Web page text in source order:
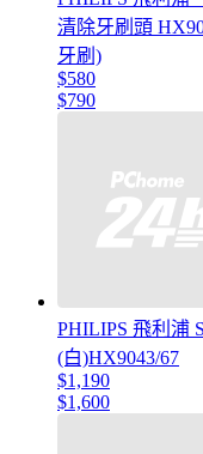
清除牙刷頭
牙刷)
$580
$790
PHILIPS 飛利浦
(白)HX9043/67
$1,190
$1,600